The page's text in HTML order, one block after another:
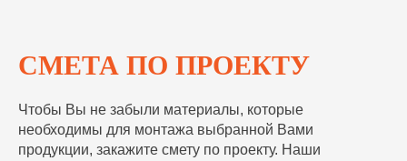
СМЕТА ПО ПРОЕКТУ
Чтобы Вы не забыли материалы, которые
необходимы для монтажа выбранной Вами
продукции, закажите смету по проекту. Наши